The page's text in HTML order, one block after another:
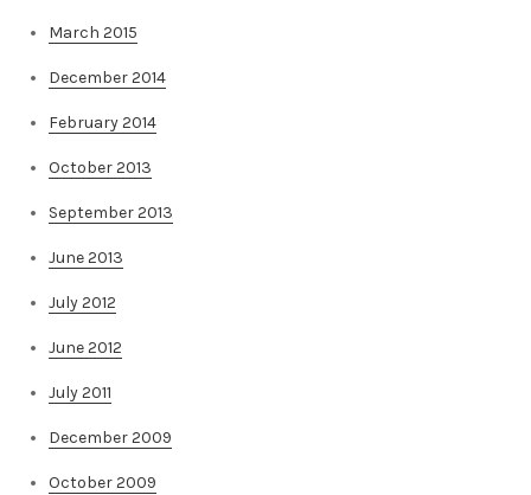
March 2015
December 2014
February 2014
October 2013
September 2013
June 2013
July 2012
June 2012
July 2011
December 2009
October 2009